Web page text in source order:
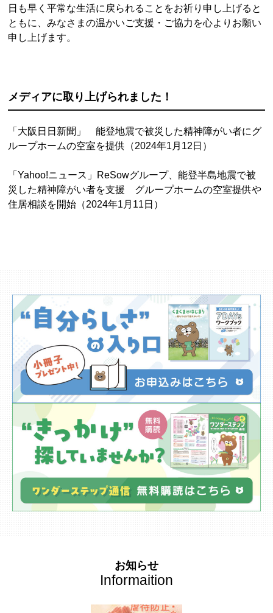
日も早く平常な生活に戻られることをお祈り申し上げると
ともに、みなさまの温かいご支援・ご協力を心よりお願い
申し上げます。
メディアに取り上げられました！
「大阪日日新聞」 能登地震で被災した精神障がい者にグ
ループホームの空室を提供（2024年1月12日）
「Yahoo!ニュース」ReSowグループ、能登半島地震で被
災した精神障がい者を支援 グループホームの空室提供や
住居相談を開始（2024年1月11日）
お知らせ
Informaition